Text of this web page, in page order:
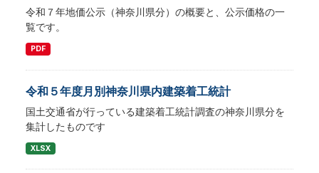
令和７年地価公示（神奈川県分）の概要と、公示価格の一
覧です。
PDF
令和５年度月別神奈川県内建築着工統計
国土交通省が行っている建築着工統計調査の神奈川県分を
集計したものです
XLSX